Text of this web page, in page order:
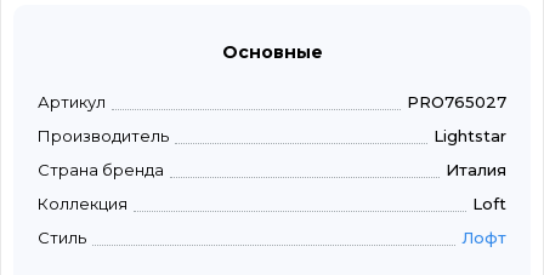
Основные
Артикул
PRO765027
Производитель
Lightstar
Страна бренда
Италия
Коллекция
Loft
Стиль
Лофт